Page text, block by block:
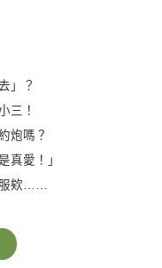
」？
三！
炮嗎？
真愛！」
服欸……
不稀奇，
的感情。